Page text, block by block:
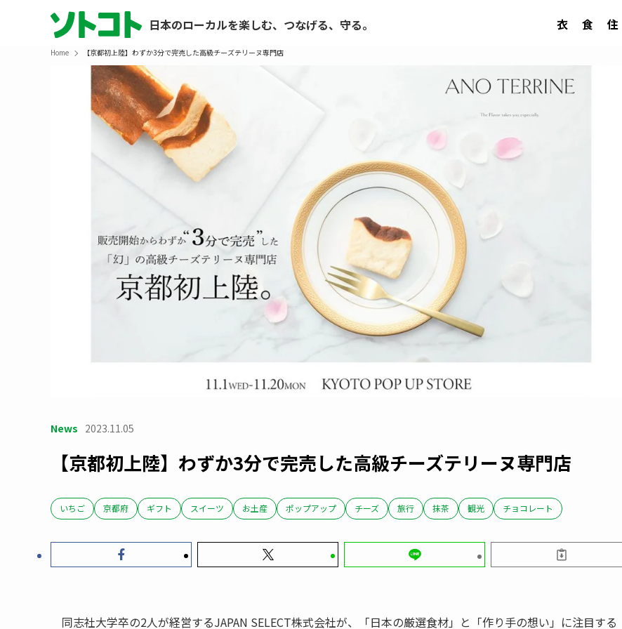
日本のローカルを楽しむ、つなげる、守る。 衣 食 住
Home 【京都初上陸】わずか3分で完売した高級チーズテリーヌ専門店
News 2023.11.05
【京都初上陸】わずか3分で完売した高級チーズテリーヌ専門店
いちご 京都府 ギフト スイーツ お土産 ポップアップ チーズ 旅行 抹茶 観光 チョコレート
同志社大学卒の2人が経営するJAPAN SELECT株式会社が、「日本の厳選食材」と「作り手の想い」に注目する